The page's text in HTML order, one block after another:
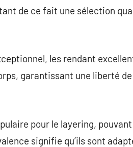
de ce fait une sélection
les rendant
garantissant une liberté
pour le layering,
signifie qu’ils sont